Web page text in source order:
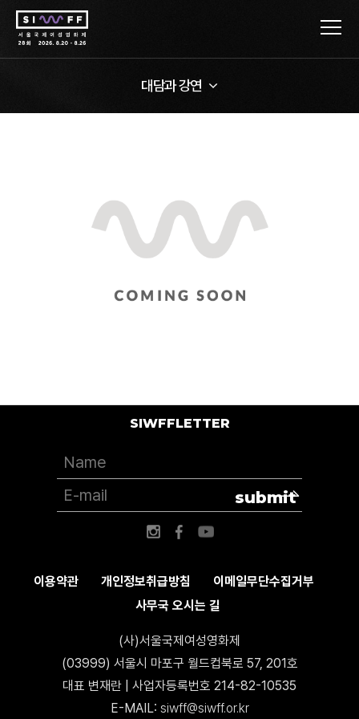
대담과 강연
이용약관 개인정보취급방침
이메일무단수집거부
사무국 오시는 길
(사)서울국제여성영화제
(03999) 서울시 마포구 월드컵북로 57, 201호
대표 변재란 | 사업자등록번호 214-82-10535
E-MAIL: siwff@siwff.or.kr
SIWFFLETTER
submit